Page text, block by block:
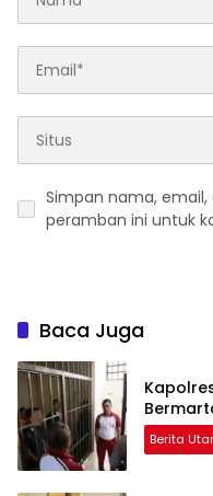
Simpan nama,
peramban ini untuk
Baca Juga
Berita